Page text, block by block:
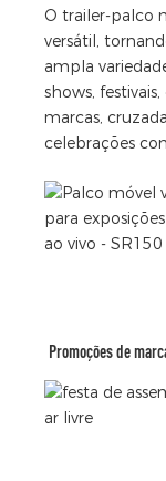
O trailer-palco
versátil,
ampla
shows,
marcas,
celebrações
Promoções de